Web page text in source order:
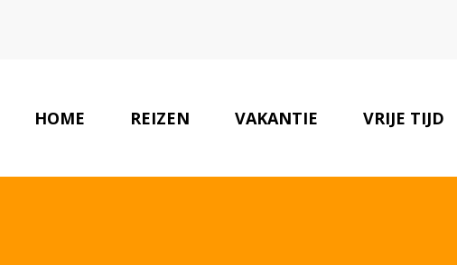
HOME REIZEN VAKANTIE VRIJE TIJD